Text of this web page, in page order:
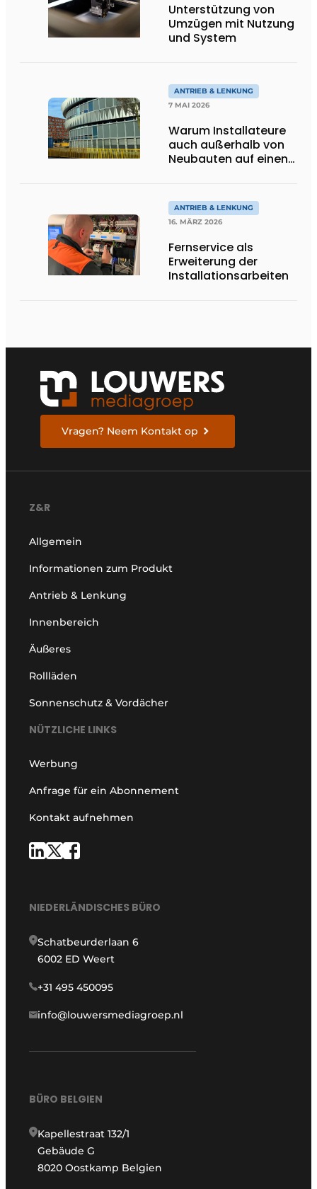
Unterstützung von
Umzügen mit Nutzung
und System
ANTRIEB & LENKUNG
7 MAI 2026
Warum Installateure
auch außerhalb von
Neubauten auf einen
ANTRIEB & LENKUNG
16. MÄRZ 2026
Fernservice als
Erweiterung der
Installationsarbeiten
Vragen? Neem Kontakt op
Z&R
Allgemein
Informationen zum Produkt
Antrieb & Lenkung
Innenbereich
Äußeres
Rollläden
Sonnenschutz & Vordächer
NÜTZLICHE LINKS
Werbung
Anfrage für ein Abonnement
Kontakt aufnehmen
NIEDERLÄNDISCHES BÜRO
Schatbeurderlaan 6
6002 ED Weert
+31 495 450095
info@louwersmediagroep.nl
BÜRO BELGIEN
Kapellestraat 132/1
Gebäude G
8020 Oostkamp Belgien